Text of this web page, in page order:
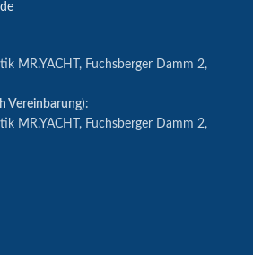
MR.YACHT, Fuchsberger Damm 2,
Vereinbarung):
MR.YACHT, Fuchsberger Damm 2,